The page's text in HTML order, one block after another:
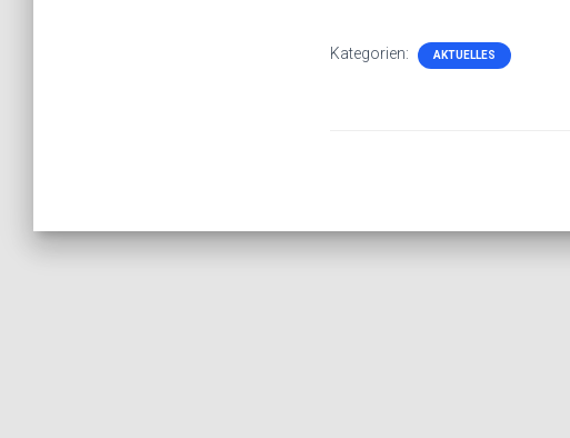
Kategorien: AKTUELLES